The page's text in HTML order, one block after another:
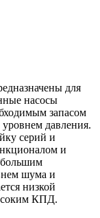
для
насосы
запасом
давления.
серий и
и
большим
шума и
низкой
КПД.